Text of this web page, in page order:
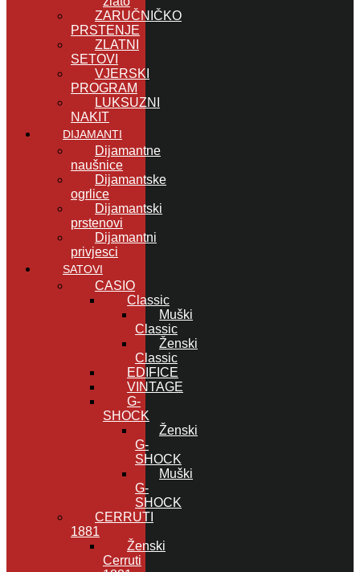
ZARUČNIČKO
PRSTENJE
ZLATNI
SETOVI
VJERSKI
PROGRAM
LUKSUZNI
NAKIT
DIJAMANTI
Dijamantne
naušnice
Dijamantske
ogrlice
Dijamantski
prstenovi
Dijamantni
privjesci
SATOVI
CASIO
Classic
Muški
Classic
Ženski
Classic
EDIFICE
VINTAGE
G-
SHOCK
Ženski
G-
SHOCK
Muški
G-
SHOCK
CERRUTI
1881
Ženski
Cerruti